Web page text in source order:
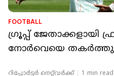
FOOTBALL
ഗ്രൂപ്പ് ജേതാക്കളായി
നോർവെയെ തകർത്തു
റിപ്പോർട്ടർ നെറ്റ്‌വര്‍ക്ക്‌ 1 min read